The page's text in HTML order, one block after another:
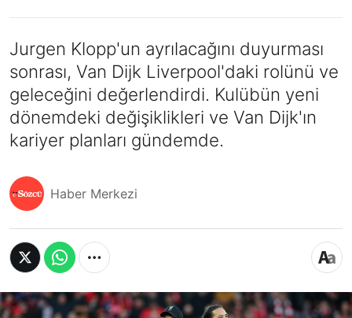
Jurgen Klopp'un ayrılacağını duyurması
sonrası, Van Dijk Liverpool'daki rolünü ve
geleceğini değerlendirdi. Kulübün yeni
dönemdeki değişiklikleri ve Van Dijk'ın
kariyer planları gündemde.
Haber Merkezi